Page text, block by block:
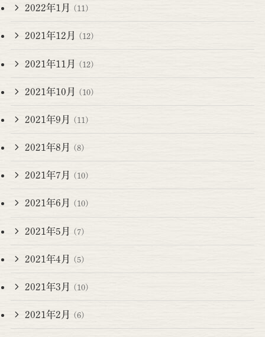
2022年1月 (11)
2021年12月 (12)
2021年11月 (12)
2021年10月 (10)
2021年9月 (11)
2021年8月 (8)
2021年7月 (10)
2021年6月 (10)
2021年5月 (7)
2021年4月 (5)
2021年3月 (10)
2021年2月 (6)